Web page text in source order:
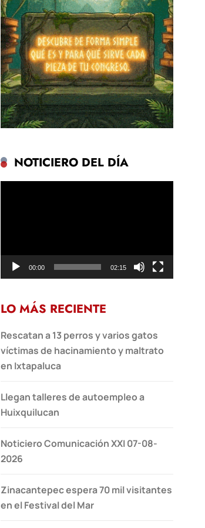
NOTICIERO DEL DÍA
00:00 02:15
LO MÁS RECIENTE
Rescatan a 13 perros y varios gatos
víctimas de hacinamiento y maltrato
en Ixtapaluca
Llegan talleres de autoempleo a
Huixquilucan
Noticiero Comunicación XXI 07-08-
2026
Zinacantepec espera 70 mil visitantes
en el Festival del Mar